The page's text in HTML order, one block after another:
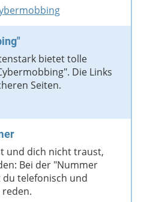
bietet tolle
Die Links
Seiten.
und dich nicht traust,
Bei der "Nummer
telefonisch und